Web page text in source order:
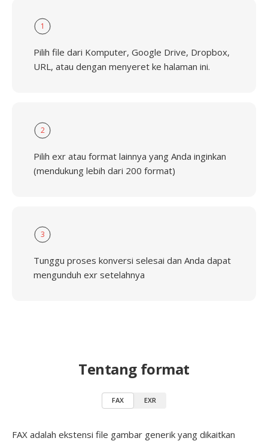
1
Pilih file dari Komputer, Google Drive, Dropbox,
URL, atau dengan menyeret ke halaman ini.
2
Pilih exr atau format lainnya yang Anda inginkan
(mendukung lebih dari 200 format)
3
Tunggu proses konversi selesai dan Anda dapat
mengunduh exr setelahnya
Tentang format
FAX EXR
FAX adalah ekstensi file gambar generik yang dikaitkan